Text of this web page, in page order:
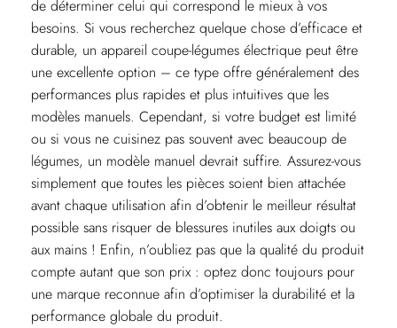
de déterminer celui qui correspond le mieux à vos
besoins. Si vous recherchez quelque chose d’efficace et
durable, un appareil coupe-légumes électrique peut être
une excellente option – ce type offre généralement des
performances plus rapides et plus intuitives que les
modèles manuels. Cependant, si votre budget est limité
ou si vous ne cuisinez pas souvent avec beaucoup de
légumes, un modèle manuel devrait suffire. Assurez-vous
simplement que toutes les pièces soient bien attachée
avant chaque utilisation afin d’obtenir le meilleur résultat
possible sans risquer de blessures inutiles aux doigts ou
aux mains ! Enfin, n’oubliez pas que la qualité du produit
compte autant que son prix : optez donc toujours pour
une marque reconnue afin d’optimiser la durabilité et la
performance globale du produit.